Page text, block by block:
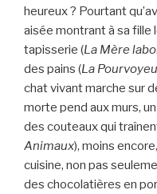
heureux ? Pourtant
aisée montrant à sa fille
tapisserie (La Mère
des pains (La
chat vivant marche sur
morte pend aux murs,
des couteaux qui
Animaux), moins
cuisine, non pas
des chocolatières en